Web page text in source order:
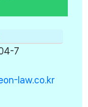
7
law.co.kr